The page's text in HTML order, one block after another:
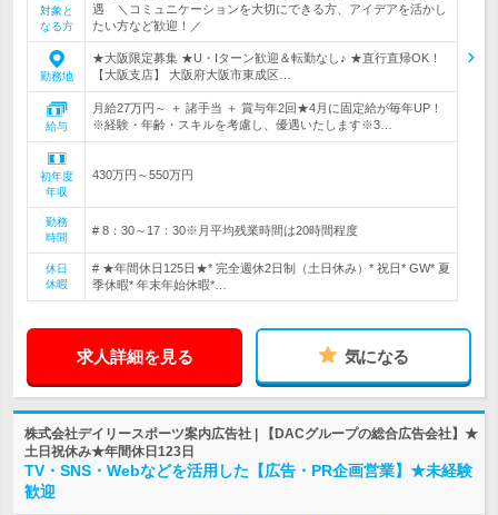
対象と
なる方
遇 ＼コミュニケーションを大切にできる方、アイデアを活かし
たい方など歓迎！／
勤務地
★大阪限定募集 ★U・Iターン歓迎＆転勤なし♪ ★直行直帰OK！
【大阪支店】 大阪府大阪市東成区…
給与
月給27万円～ ＋ 諸手当 ＋ 賞与年2回★4月に固定給が毎年UP！
※経験・年齢・スキルを考慮し、優遇いたします※3…
初年度
年収
430万円～550万円
勤務
時間
# 8：30～17：30※月平均残業時間は20時間程度
休日
休暇
# ★年間休日125日★* 完全週休2日制（土日休み）* 祝日* GW* 夏
季休暇* 年末年始休暇*…
求人詳細を見る 気になる
株式会社デイリースポーツ案内広告社 | 【DACグループの総合広告会社】★
土日祝休み★年間休日123日
TV・SNS・Webなどを活用した【広告・PR企画営業】★未経験
歓迎